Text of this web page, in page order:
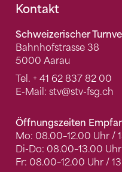
Fusszeile
Kontakt
Schweizerischer
Bahnhofstrasse 38
5000 Aarau
Tel. + 41 62 837 82 00
E-Mail: stv@stv-fsg.ch
Öffnungszeiten
Mo: 08.00–12.00 Uhr /
Di-Do: 08.00–13.00 Uhr
Fr: 08.00–12.00 Uhr /